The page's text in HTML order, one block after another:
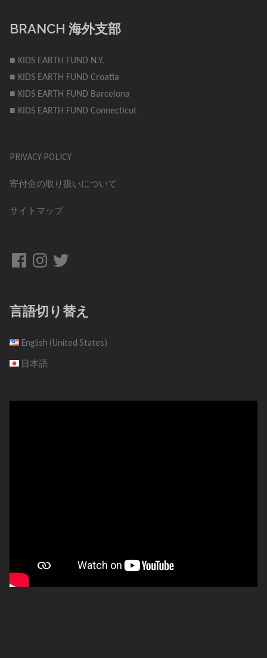
BRANCH 海外支部
■ KIDS EARTH FUND N.Y.
■ KIDS EARTH FUND Croatia
■ KIDS EARTH FUND Barcelona
■ KIDS EARTH FUND Connecticut
PRIVACY POLICY
寄付金の取り扱いについて
サイトマップ
FacebookInstagram
Twitter
言語切り替え
English (United States)
日本語